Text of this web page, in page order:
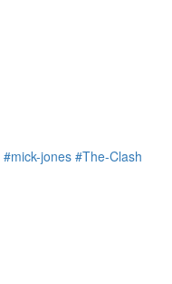
#mick-jones #The-Clash